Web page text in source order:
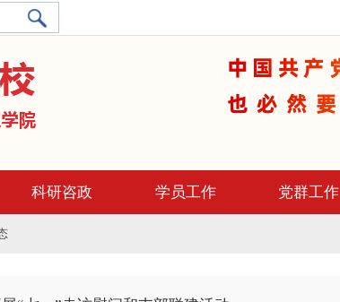
科研咨政 学员工作 党群工作